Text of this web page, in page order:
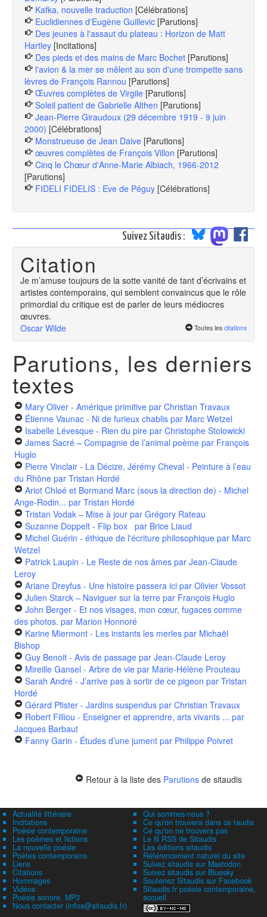
Kafka, nouvelle traduction [Célébrations]
Euclidiennes d'Eugène Guillevic [Parutions]
Des jeunes à l'assaut du plateau : Horizon de Matt
Hartley [Incitations]
Des pieds et des mains de Marc Bochet [Parutions]
l'avion & la mer se mêlent au son d'une trompette sans
lèvres de François Rannou [Parutions]
Œuvres complètes de Virgile [Parutions]
Soleil patient de Gabrielle Althen [Parutions]
Jean-Pierre Giraudoux (29 décembre 1919 - 9 juin
2000) [Célébrations]
Monstrueuse de Jean Daive [Parutions]
œuvres complètes de François Villon [Parutions]
Cinq le Chœur d'Anne-Marie Albiach, 1966-2012
[Parutions]
FIDELI FIDELIS : Eve de Péguy [Célébrations]
Suivez Sitaudis :
Citation
Je m’amuse toujours de la sotte vanité de tant d’écrivains et
artistes contemporains, qui semblent convaincus que le rôle
primordial du critique est de parler de leurs médiocres
œuvres.
Oscar Wilde
Toutes les citations
Parutions, les derniers
textes
Mary Oliver - Amérique primitive par Christian Travaux
Étienne Vaunac - Ni de furieux chablis par Marc Wetzel
Isabelle Lévesque - Rien du pire par Christophe Stolowicki
James Sacré – Compagnie de l’animal poème par François
Huglo
Pierre Vinclair - La Décize, Jérémy Cheval - Peinture à l’eau
du Rhône par Tristan Hordé
Ariot Chloé et Bormand Marc (sous la direction de) - Michel
Ange-Rodin... par Tristan Hordé
Tristan Vodak – Mise à jour par Grégory Rateau
Suzanne Doppelt - Flip box par Brice Liaud
Michel Guérin - éthique de l'écriture philosophique par Marc
Wetzel
Patrick Laupin - Le Reste de nos âmes par Jean-Claude
Leroy
Ariane Dreyfus - Une histoire passera ici par Olivier Vossot
Julien Starck – Naviguer sur la terre par François Huglo
John Berger - Et nos visages, mon cœur, fugaces comme
des photos. par Marion Honnoré
Karine Miermont - Les instants les merles par Michaël
Bishop
Guy Benoit - Avis de passage par Jean-Claude Leroy
Mireille Gansel - Arbre de vie par Marie-Hélène Prouteau
Sarah André - J’arrive pas à sortir de ce pigeon par Tristan
Hordé
Gérard Pfister - Jardins suspendus par Christian Travaux
Robert Filliou - Enseigner et apprendre, arts vivants ... par
Jacques Barbaut
Fanny Garin - Études d’une jument par Philippe Poivret
Retour à la liste des Parutions de sitaudis
Actualité littéraire
Incitations
Poésie contemporaine
Les poèmes et fictions
La nouvelle poésie
Poètes contemporains
Liens
Citations
Hommages
Vidéos
Poésie sonore, MP3
Nous contacter (infos@sitaudis.fr)
Qui sommes-nous ?
Ce qu'on trouvera dans ce taudis
Ce qu'on ne trouvera pas
Le fil RSS de Sitaudis
Les éditions sitaudis
Référencement naturel du site
Suivez sitaudis sur Mastodon
Suivez sitaudis sur Bluesky
Soutenez Sitaudis sur Facebook
Sitaudis.fr poésie contemporaine,
accueil